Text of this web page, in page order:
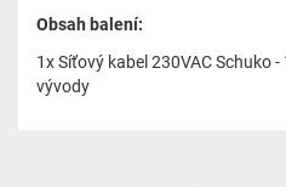
Obsah balení:
1x Síťový kabel 230VAC Schuko
vývody